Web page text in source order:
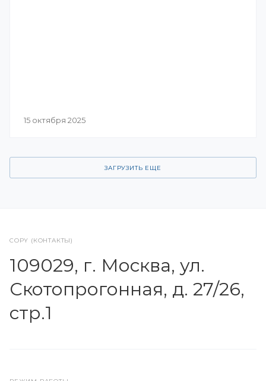
15 октября 2025
ЗАГРУЗИТЬ ЕЩЕ
COPY (КОНТАКТЫ)
109029, г. Москва, ул.
Скотопрогонная, д. 27/26,
стр.1